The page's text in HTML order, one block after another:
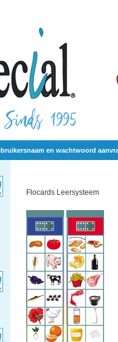
en wachtwoord
Flocards Leersysteem